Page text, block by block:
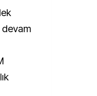
devam